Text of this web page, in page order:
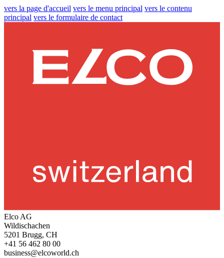
vers la page d'accueil vers le menu principal vers le contenu
principal vers le formulaire de contact
Elco AG
Wildischachen
5201 Brugg, CH
+41 56 462 80 00
business@elcoworld.ch